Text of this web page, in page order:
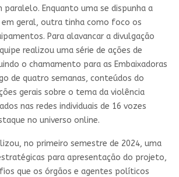
paralelo. Enquanto uma se dispunha a
geral, outra tinha como foco os
Para alavancar a divulgação
realizou uma série de ações de
o chamamento para as Embaixadoras
de quatro semanas, conteúdos do
gerais sobre o tema da violência
nas redes individuais de 16 vozes
no universo online.
no primeiro semestre de 2024, uma
para apresentação do projeto,
que os órgãos e agentes políticos